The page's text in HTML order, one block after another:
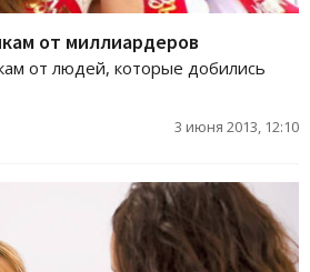
от миллиардеров
от людей, которые добились
3 июня 2013, 12:10